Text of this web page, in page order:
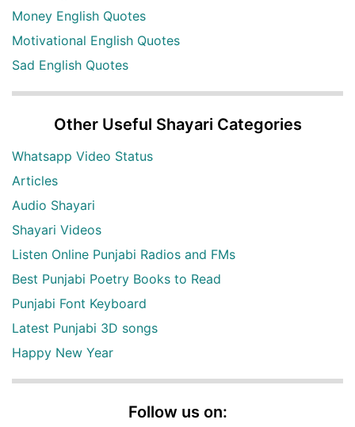
Money English Quotes
Motivational English Quotes
Sad English Quotes
Other Useful Shayari Categories
Whatsapp Video Status
Articles
Audio Shayari
Shayari Videos
Listen Online Punjabi Radios and FMs
Best Punjabi Poetry Books to Read
Punjabi Font Keyboard
Latest Punjabi 3D songs
Happy New Year
Follow us on: